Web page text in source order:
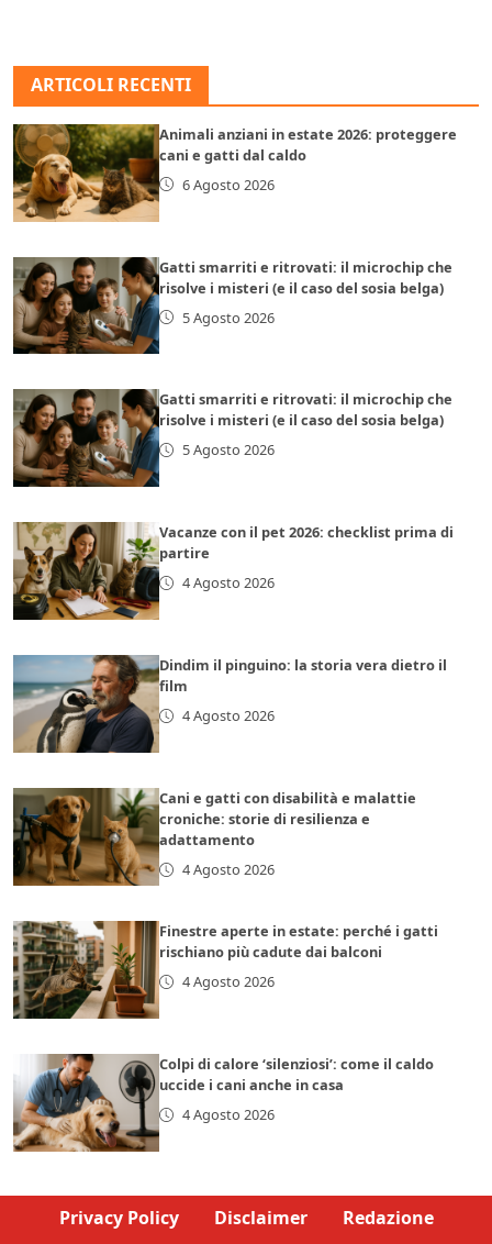
ARTICOLI RECENTI
Animali anziani in estate 2026: proteggere
cani e gatti dal caldo
6 Agosto 2026
Gatti smarriti e ritrovati: il microchip che
risolve i misteri (e il caso del sosia belga)
5 Agosto 2026
Gatti smarriti e ritrovati: il microchip che
risolve i misteri (e il caso del sosia belga)
5 Agosto 2026
Vacanze con il pet 2026: checklist prima di
partire
4 Agosto 2026
Dindim il pinguino: la storia vera dietro il
film
4 Agosto 2026
Cani e gatti con disabilità e malattie
croniche: storie di resilienza e
adattamento
4 Agosto 2026
Finestre aperte in estate: perché i gatti
rischiano più cadute dai balconi
4 Agosto 2026
Colpi di calore ‘silenziosi’: come il caldo
uccide i cani anche in casa
4 Agosto 2026
Privacy Policy Disclaimer Redazione